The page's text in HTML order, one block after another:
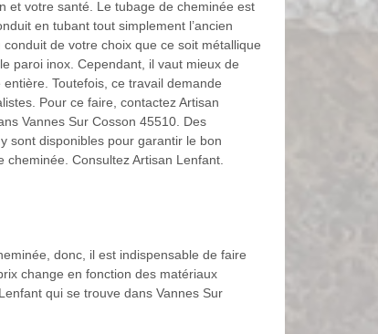
et votre santé. Le tubage de cheminée est
en tubant tout simplement l’ancien
de votre choix que ce soit métallique
paroi inox. Cependant, il vaut mieux de
Toutefois, ce travail demande
Pour ce faire, contactez Artisan
Vannes Sur Cosson 45510. Des
sont disponibles pour garantir le bon
cheminée. Consultez Artisan Lenfant.
donc, il est indispensable de faire
change en fonction des matériaux
qui se trouve dans Vannes Sur